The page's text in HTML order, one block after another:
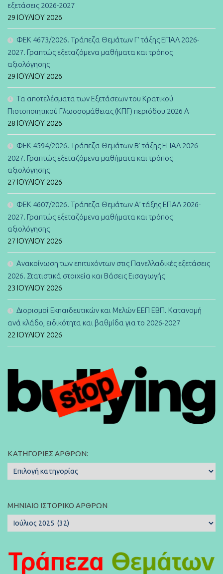
εξετάσεις 2026-2027
29 ΙΟΥΛΊΟΥ 2026
ΦΕΚ 4673/2026. Τράπεζα Θεμάτων Γ’ τάξης ΕΠΑΛ 2026-
2027. Γραπτώς εξεταζόμενα μαθήματα και τρόπος
αξιολόγησης
29 ΙΟΥΛΊΟΥ 2026
Τα αποτελέσματα των Εξετάσεων του Κρατικού
Πιστοποιητικού Γλωσσομάθειας (ΚΠΓ) περιόδου 2026 Α
28 ΙΟΥΛΊΟΥ 2026
ΦΕΚ 4594/2026. Τράπεζα Θεμάτων B’ τάξης ΕΠΑΛ 2026-
2027. Γραπτώς εξεταζόμενα μαθήματα και τρόπος
αξιολόγησης
27 ΙΟΥΛΊΟΥ 2026
ΦΕΚ 4607/2026. Τράπεζα Θεμάτων Α’ τάξης ΕΠΑΛ 2026-
2027. Γραπτώς εξεταζόμενα μαθήματα και τρόπος
αξιολόγησης
27 ΙΟΥΛΊΟΥ 2026
Ανακοίνωση των επιτυχόντων στις Πανελλαδικές εξετάσεις
2026. Στατιστικά στοιχεία και Βάσεις Εισαγωγής
23 ΙΟΥΛΊΟΥ 2026
Διορισμοί Εκπαιδευτικών και Μελών ΕΕΠ ΕΒΠ. Κατανομή
ανά κλάδο, ειδικότητα και βαθμίδα για το 2026-2027
22 ΙΟΥΛΊΟΥ 2026
ΚΑΤΗΓΟΡΊΕΣ ΆΡΘΡΩΝ:
Κατηγορίες
Άρθρων:
ΜΗΝΙΑΊΟ ΙΣΤΟΡΙΚΌ ΆΡΘΡΩΝ
Μηνιαίο
Ιστορικό